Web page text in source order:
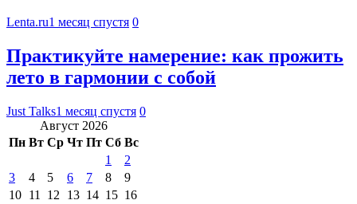
Lenta.ru1 месяц спустя 0
Практикуйте намерение: как прожить
лето в гармонии с собой
Just Talks1 месяц спустя 0
Август 2026
Пн Вт Ср Чт Пт Сб Вс
1
2
3
4 5 6 7 8
9
10 11 12 13 14 15 16